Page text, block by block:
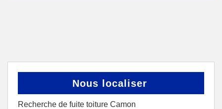
Nous localiser
Recherche de fuite toiture Camon